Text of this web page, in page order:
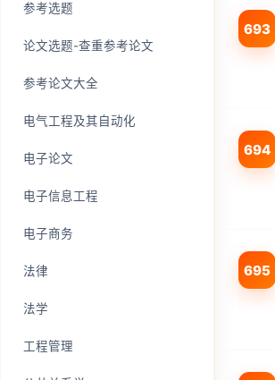
参考选题
论文选题-查重参考论文
参考论文大全
电气工程及其自动化
电子论文
电子信息工程
电子商务
法律
法学
工程管理
693
694
695